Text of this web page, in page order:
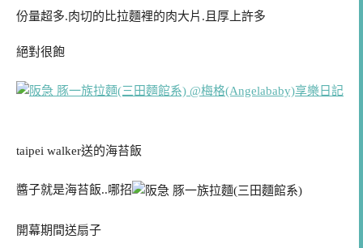
份量超多.肉切的比拉麵裡的肉大片.且厚上許多
絕對很飽
taipei walker送的海苔飯
醬子就是海苔飯..哪招
開幕期間送扇子